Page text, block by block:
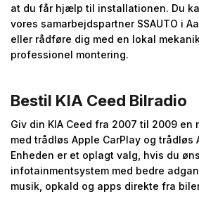
at du får hjælp til installationen. Du
vores samarbejdspartner SSAUTO i
eller rådføre dig med en lokal
professionel montering.
Bestil KIA Ceed Bilradio
Giv din KIA Ceed fra 2007 til 2009 en
med trådløs Apple CarPlay og trådløs
Enheden er et oplagt valg, hvis du
infotainmentsystem med bedre
musik, opkald og apps direkte fra